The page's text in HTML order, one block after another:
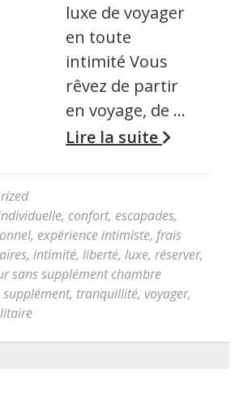
luxe de voyager
en toute
intimité Vous
rêvez de partir
en voyage, de …
Lire la suite
, confort, escapades,
, expérience intimiste, frais
, intimité, liberté, luxe, réserver,
sans supplément chambre
supplément, tranquillité, voyager,